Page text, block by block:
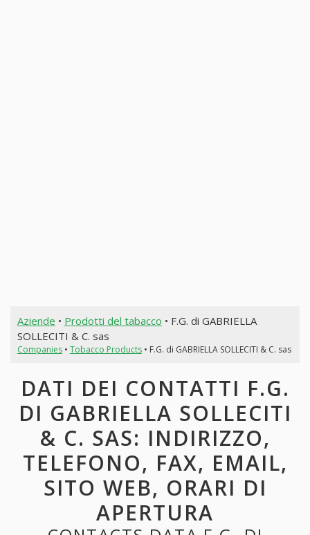
Aziende • Prodotti del tabacco • F.G. di GABRIELLA
SOLLECITI & C. sas
Companies• Tobacco Products• F.G. di GABRIELLA SOLLECITI & C. sas
DATI DEI CONTATTI F.G.
DI GABRIELLA SOLLECITI
& C. SAS: INDIRIZZO,
TELEFONO, FAX, EMAIL,
SITO WEB, ORARI DI
APERTURA